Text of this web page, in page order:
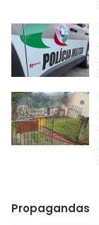
Propagandas